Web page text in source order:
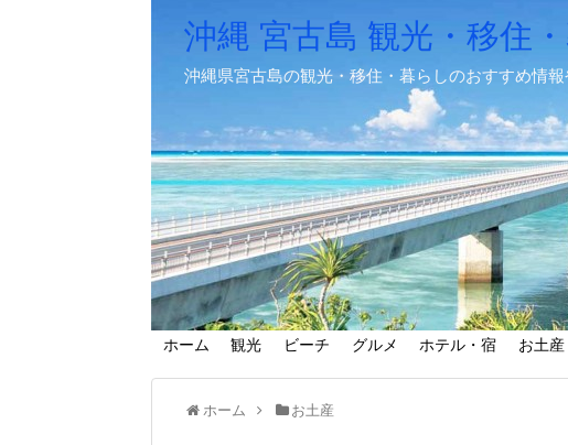
沖縄 宮古島 観光・移住
沖縄県宮古島の観光・移住・暮らしのおすすめ情
ホーム 観光 ビーチ グルメ ホテル・宿 お土産
ホーム お土産